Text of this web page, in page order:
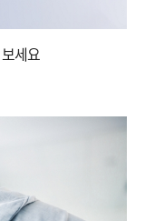
세요